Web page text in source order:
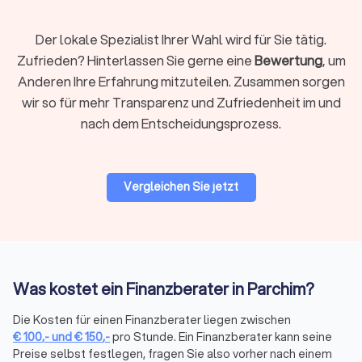
Unternehmensberatung & Finanzierung
Die Finanzierung von Unternehmen und Finanzfragen im
Rahmen der Unternehmensberatung ist ein anspruchsvolles
Themenfeld, bei dem ein spezialisierter Finanzberater die
einzig richtige Wahl ist. Erfahren Sie auf einen Blick, wer als
Finanzberater für Sie und Ihr Unternehmen in Frage kommt,
Auf Trustlocal können Sie Ihre Bedürfnisse beschreiben und
erklären, damit qualifizierte und kompetente Finanzberater in
Altersvorsorge, Vermögensplanung und mehr
Finanzberater an Ihrer Seite zu einem Segen für Ihr
Vermögen. Seriosität, Zuverlässigkeit, Fachkenntnisse zu
Der lokale Spezialist Ihrer Wahl wird für Sie tätig.
Zufrieden? Hinterlassen Sie gerne eineBewertung, um
Anderen Ihre Erfahrung mitzuteilen. Zusammen sorgen
wir so für mehr Transparenz und Zufriedenheit im und
nach dem Entscheidungsprozess.
Vergleichen Sie jetzt
Was kostet ein Finanzberater in Parchim?
Die Kosten für einen Finanzberater liegen zwischen
€100,-und€150,-pro Stunde. Ein Finanzberater kann seine
Preise selbst festlegen, fragen Sie also vorher nach einem